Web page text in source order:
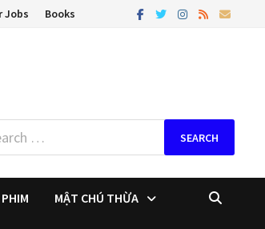
Jobs Books
PHIM MẬT CHÚ THỪA